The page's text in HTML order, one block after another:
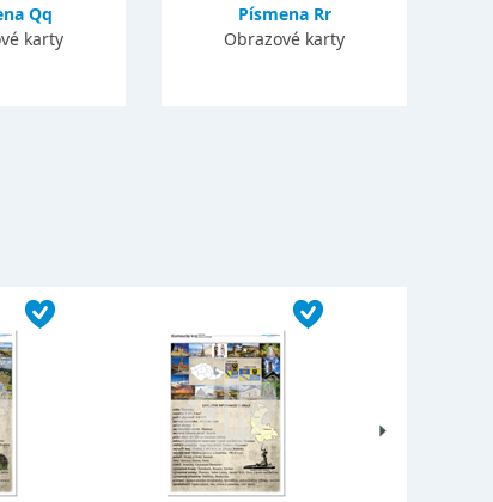
Qq
karty
Písmena Rr
Obrazové karty